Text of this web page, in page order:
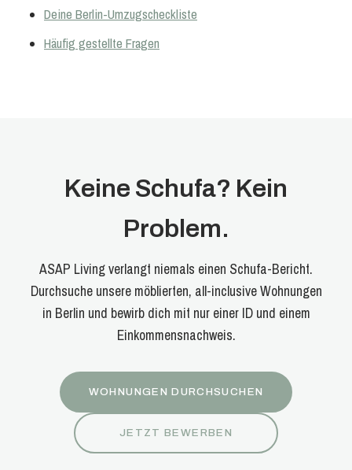
Deine Berlin-Umzugscheckliste
Häufig gestellte Fragen
Keine Schufa? Kein
Problem.
ASAP Living verlangt niemals einen Schufa-Bericht.
Durchsuche unsere möblierten, all-inclusive Wohnungen
in Berlin und bewirb dich mit nur einer ID und einem
Einkommensnachweis.
WOHNUNGEN DURCHSUCHEN
JETZT BEWERBEN